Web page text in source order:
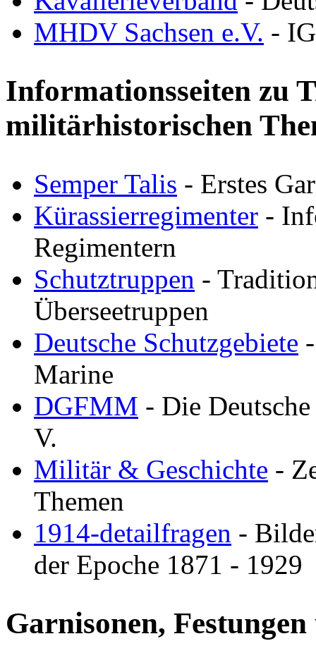
MHDV Sachsen e.V. -
Informationsseiten zu
militärhistorischen
Semper Talis - Erstes
Kürassierregimenter -
Regimentern
Schutztruppen -
Überseetruppen
Deutsche Schutzgebiete
Marine
DGFMM - Die
V.
Militär & Geschichte -
Themen
1914-detailfragen -
der Epoche 1871 - 1929
Garnisonen,